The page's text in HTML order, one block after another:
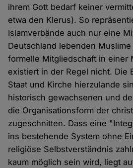
ihrem Gott bedarf keiner
etwa den Klerus). So
Islamverbände auch nur eine
Deutschland lebenden
formelle Mitgliedschaft in einer
existiert in der Regel nicht. Die
Staat und Kirche hierzulande
historisch gewachsenen und
die Organisationsform der
zugeschnitten. Dass eine
ins bestehende System ohne
religiöse Selbstverständnis
kaum möglich sein wird, liegt